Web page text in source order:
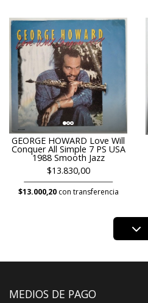
GEORGE HOWARD Love Will
Conquer All Simple 7 PS USA
1988 Smooth Jazz
$13.830,00
$13.000,20con transferencia
MEDIOS DE PAGO